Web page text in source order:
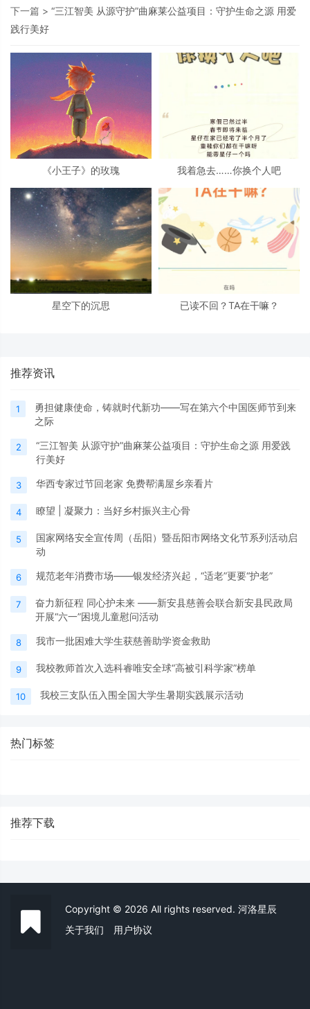
下一篇 > “三江智美 从源守护”曲麻莱公益项目：守护生命之源 用爱
践行美好
《小王子》的玫瑰 我着急去……你换个人吧
星空下的沉思 已读不回？TA在干嘛？
推荐资讯
1
勇担健康使命，铸就时代新功——写在第六个中国医师节到来
之际
2
“三江智美 从源守护”曲麻莱公益项目：守护生命之源 用爱践
行美好
3 华西专家过节回老家 免费帮满屋乡亲看片
4 瞭望 | 凝聚力：当好乡村振兴主心骨
5
国家网络安全宣传周（岳阳）暨岳阳市网络文化节系列活动启
动
6 规范老年消费市场——银发经济兴起，“适老”更要“护老”
7
奋力新征程 同心护未来 ——新安县慈善会联合新安县民政局
开展“六一”困境儿童慰问活动
8 我市一批困难大学生获慈善助学资金救助
9 我校教师首次入选科睿唯安全球“高被引科学家”榜单
10 我校三支队伍入围全国大学生暑期实践展示活动
热门标签
推荐下载
Copyright © 2026 All rights reserved. 河洛星辰
关于我们
用户协议